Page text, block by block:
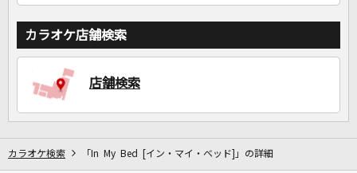
カラオケ店舗検索
店舗検索
カラオケ検索 「In My Bed [イン・マイ・ベッド]」の詳細